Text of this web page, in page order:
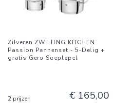
Zilveren ZWILLING KITCHEN
Passion Pannenset - 5-Delig +
gratis Gero Soeplepel
2 prijzen € 165,00